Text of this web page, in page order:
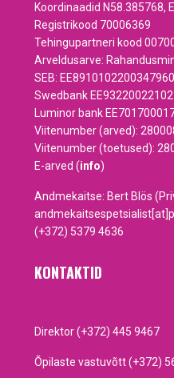
Koordinaadid N58.385768,
Registrikood 70006369
Tehingupartneri kood
Arveldusarve:
SEB:
Swedbank
Luminor bank
Viitenumber (arved):
Viitenumber (toetused):
E-arved (info)
Andmekaitse: Bert Blös
(+372) 5379 4636
KONTAKTID
Direktor (+372) 445 9467
Õpilaste vastuvõtt (+372)